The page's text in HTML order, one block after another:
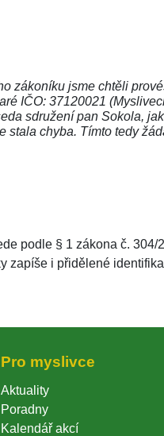
zákoníku jsme chtěli
IČO: 37120021
sdružení pan Sokola,
stala chyba. Tímto tedy
podle § 1 zákona č.
zapíše i přidělené
Pro myslivce
Aktuality
Poradny
Kalendář akcí